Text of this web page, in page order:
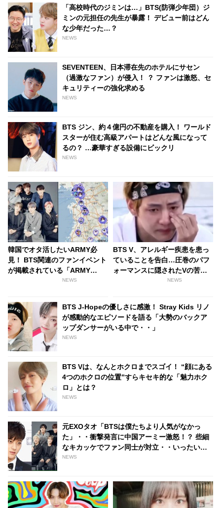
「高校時代のジミンは…」BTS(防弾少年団）ジ
ミンの元担任の先生が暴露！ デビュー前はどん
な少年だった…？
NEWS
SEVENTEEN、日本滞在先のホテルにサセン
（過激なファン）が侵入！ ？ ファンは激怒、セ
キュリティーの強化求める
NEWS
BTS ジン、約４億円の不動産を購入！ ワールド
スターが住む高級アパートはどんな風になって
るの？ …豪華すぎる設備にビックリ
NEWS
韓国でオタ活したいARMY必
見！ BTS関連のファンイベント
が掲載されている「ARMY
NEWS
BTS V、アレルギー疾患を患っ
ていることを告白…圧巻のパフ
ォーマンスに隠されたVの苦悩
NEWS
BTS J-Hopeの優しさに感激！ Stray Kids リノ
が感動的なエピソードを語る「大勢のバックア
ップダンサーがいる中で・・」
NEWS
BTS Vは、なんとホクロまでスゴイ！ “顔にある
4つのホクロの位置”すらキセキ的な「魅力ホク
ロ」とは？
NEWS
元EXOタオ「BTSは僕たちより人気がなかっ
た」・・衝撃発言に中国アーミー激怒！？ 些細
なキカッケでファン同士が対立・・いったい何
が
NEWS